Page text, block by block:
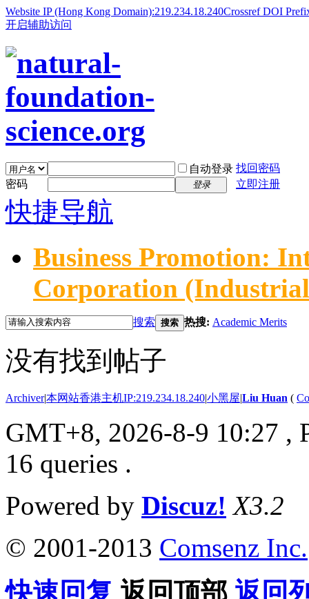
Website IP (Hong Kong Domain):219.234.18.240Crossref DOI
开启辅助访问
自动登录 找回密码
密码
登录 立即注册
快捷导航
Business Promotion:
Corporation
搜索 搜索 热搜: Academic Merits
没有找到帖子
Archiver|本网站香港主机IP:219.234.18.240|小黑屋|Liu Huan (
GMT+8, 2026-8-9 10:27 ,
16 queries .
Powered by Discuz! X3.2
© 2001-2013 Comsenz Inc.
快速回复 返回顶部 返回